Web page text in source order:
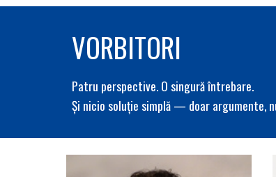
VORBITORI
Patru perspective. O singură întrebare.
Și nicio soluție simplă — doar argumente,